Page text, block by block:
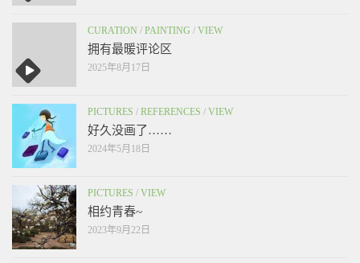
CURATION / PAINTING / VIEW
拥有最暖评论区
2025年8月17日
PICTURES / REFERENCES / VIEW
好久没画了……
2024年5月18日
PICTURES / VIEW
相约青春~
2023年9月22日